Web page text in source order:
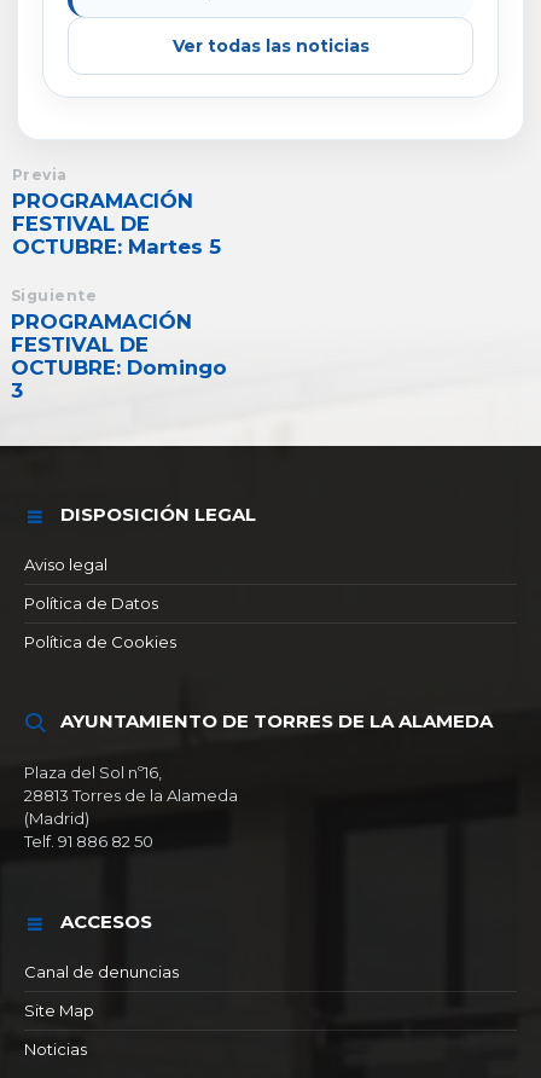
Ver todas las noticias
Previa
PROGRAMACIÓN
FESTIVAL DE
OCTUBRE: Martes 5
Siguiente
PROGRAMACIÓN
FESTIVAL DE
OCTUBRE: Domingo
3
DISPOSICIÓN LEGAL
Aviso legal
Política de Datos
Política de Cookies
AYUNTAMIENTO DE TORRES DE LA ALAMEDA
Plaza del Sol nº16,
28813 Torres de la Alameda
(Madrid)
Telf. 91 886 82 50
ACCESOS
Canal de denuncias
Site Map
Noticias